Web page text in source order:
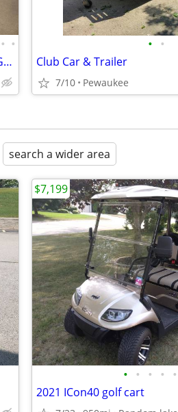
• •
2026 Denago Nomad XL Plus T Lithium Ion Golf Cart, Scarlet
• •
Club Car & Trailer
7/10 Pewaukee
search a wider area
• • • • •
2021 ICon40 golf cart
$7,199